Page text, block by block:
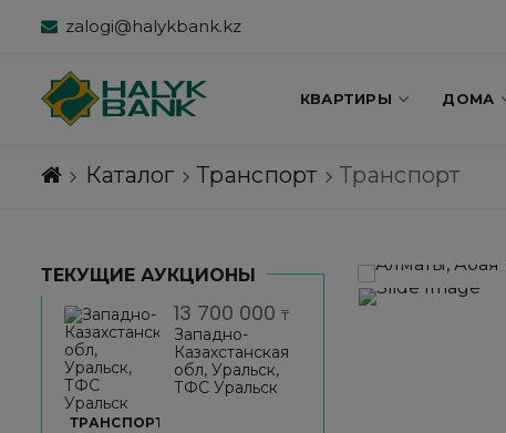
zalogi@halykbank.kz
КВАРТИРЫ ДОМА
Каталог Транспорт Транспорт
ТЕКУЩИЕ АУКЦИОНЫ
ТРАНСПОРТ
13 700 000 ₸
Западно-
Казахстанская
обл, Уральск,
ТФС Уральск